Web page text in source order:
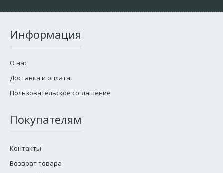
Информация
О нас
Доставка и оплата
Пользовательское соглашение
Покупателям
Контакты
Возврат товара